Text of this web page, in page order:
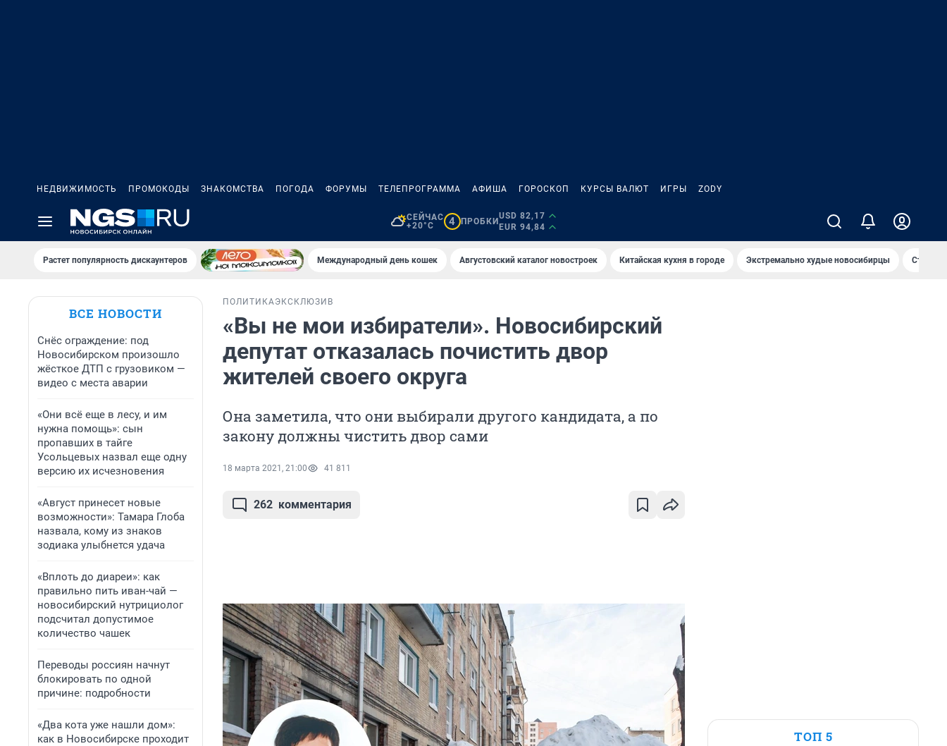
НЕДВИЖИМОСТЬ ПРОМОКОДЫ ЗНАКОМСТВА ПОГОДА ФОРУМЫ ТЕЛЕПРОГРАММА АФИША ГОРОСКОП КУРСЫ ВАЛЮТ ИГРЫ ZODY
СЕЙЧАС
+20°C
4 ПРОБКИ
USD 82,17
EUR 94,84
Растет популярность дискаунтеров Международный день кошек Августовский каталог новостроек Китайская кухня в городе Экстремально худые новосибирцы Старт
ВСЕ НОВОСТИ
Снёс ограждение: под
Новосибирском произошло
жёсткое ДТП с грузовиком —
видео с места аварии
«Они всё еще в лесу, и им
нужна помощь»: сын
пропавших в тайге
Усольцевых назвал еще одну
версию их исчезновения
«Август принесет новые
возможности»: Тамара Глоба
назвала, кому из знаков
зодиака улыбнется удача
«Вплоть до диареи»: как
правильно пить иван-чай —
новосибирский нутрициолог
подсчитал допустимое
количество чашек
Переводы россиян начнут
блокировать по одной
причине: подробности
«Два кота уже нашли дом»:
как в Новосибирске проходит
ПОЛИТИКАЭКСКЛЮЗИВ
«Вы не мои избиратели». Новосибирский
депутат отказалась почистить двор
жителей своего округа
Она заметила, что они выбирали другого кандидата, а по
закону должны чистить двор сами
18 марта 2021, 21:00 41 811
262 комментария
ТОП 5